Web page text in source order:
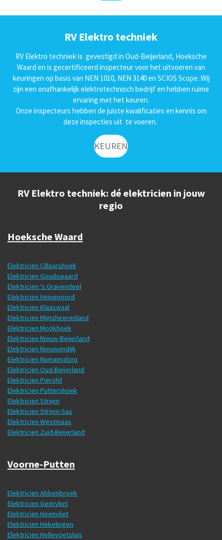
RV Elektro techniek
RV Elektro techniek is gevestigd in Oud-Beijerland, Hoeksche
Waard en is gecertificeerd inspecteur voor het uitvoeren van
keuringen op basis van NEN 1010, NEN 3140 en SCIOS Scope. Wij
zijn een onafhankelijk elektrotechnisch bedrijf en hebben ruime
ervaring met het keuren.
Onze inspecteurs hebben de juiste kwalificaties en kennis om
deze inspecties uit te voeren.
KEUREN
RV Elektro techniek: dé elektricien in jouw
regio
Hoeksche Waard
Elektricien Cillaarshoek
Elektricien Goudswaard
Elektricien 's Gravendeel
Elektricien Heinenoord
Elektricien Klaaswaal
Elektricien Mijnsheerenland
Elektricien Mookhoek
Elektricien Nieuw-Beijerland
Elektricien Nieuwendijk
Elektricien Numansdorp
Elektricien Oud-Beijerland
Elektricien Piershil
Elektricien Puttershoek
Elektricien Strijen
Elektricien Strijen-Sas
Elektricien Westmaas
Elektricien Zuid-Beijerland
Voorne-Putten
Elektricien Abbenbroek
Elektricien Geervliet
Elektricien Heenvliet
Elektricien Hekelingen
Elektricien Hellevoetsluis